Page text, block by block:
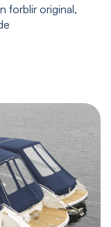
forblir original,